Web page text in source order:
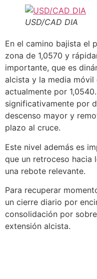
USD/CAD DIA
En el camino bajista el
zona de 1,0570 y
importante, que es
alcista y la media
actualmente por
significativamente por
descenso mayor y
plazo al cruce.
Este nivel además es
que un retroceso hacia
una rebote relevante.
Para recuperar
un cierre diario por
consolidación por
extensión alcista.